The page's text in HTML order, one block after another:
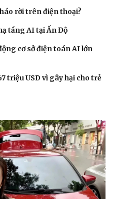
Sao Việt
rời trên điện thoại?
tầng AI tại Ấn Độ
cơ sở điện toán AI lớn
triệu USD vì gây hại cho trẻ